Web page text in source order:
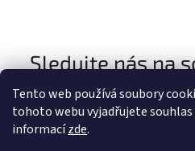
Tento web používá soubory
tohoto webu vyjadřujete souhlas
informacízde.
Sledujte nás na